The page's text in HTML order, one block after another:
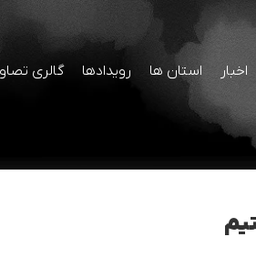
اخبار استان ها رویدادها گالری